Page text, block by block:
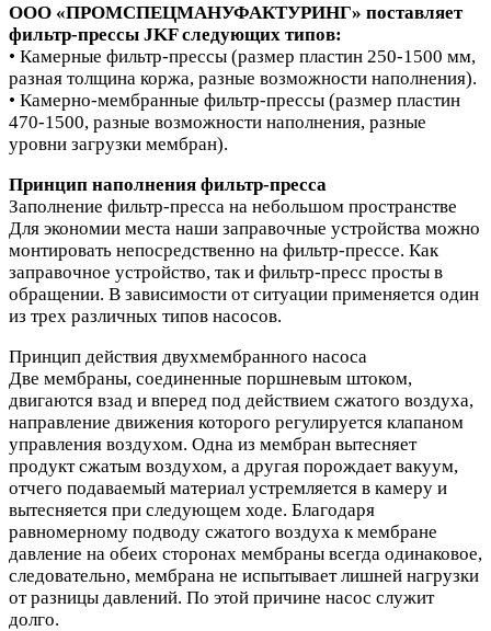
ООО «ПРОМСПЕЦМАНУФАКТУРИНГ» поставляет
фильтр-прессы JKF следующих типов:
• Камерные фильтр-прессы (размер пластин 250-1500 мм,
разная толщина коржа, разные возможности наполнения).
• Камерно-мембранные фильтр-прессы (размер пластин
470-1500, разные возможности наполнения, разные
уровни загрузки мембран).
Принцип наполнения фильтр-пресса
Заполнение фильтр-пресса на небольшом пространстве
Для экономии места наши заправочные устройства можно
монтировать непосредственно на фильтр-прессе. Как
заправочное устройство, так и фильтр-пресс просты в
обращении. В зависимости от ситуации применяется один
из трех различных типов насосов.
Принцип действия двухмембранного насоса
Две мембраны, соединенные поршневым штоком,
двигаются взад и вперед под действием сжатого воздуха,
направление движения которого регулируется клапаном
управления воздухом. Одна из мембран вытесняет
продукт сжатым воздухом, а другая порождает вакуум,
отчего подаваемый материал устремляется в камеру и
вытесняется при следующем ходе. Благодаря
равномерному подводу сжатого воздуха к мембране
давление на обеих сторонах мембраны всегда одинаковое,
следовательно, мембрана не испытывает лишней нагрузки
от разницы давлений. По этой причине насос служит
долго.